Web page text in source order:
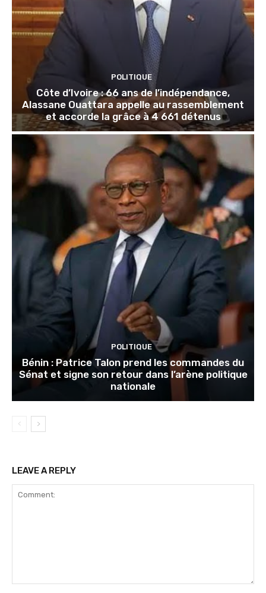
POLITIQUE
Côte d’Ivoire : 66 ans de l’indépendance,
Alassane Ouattara appelle au rassemblement
et accorde la grâce à 4 661 détenus
POLITIQUE
Bénin : Patrice Talon prend les commandes du
Sénat et signe son retour dans l’arène politique
nationale
LEAVE A REPLY